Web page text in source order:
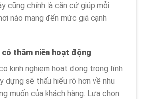
cũng chính là căn cứ giúp mỗi
nào mang đến mức giá cạnh
có thâm niên hoạt động
kinh nghiệm hoạt động trong lĩnh
sẽ thấu hiểu rõ hơn về nhu
muốn của khách hàng. Lựa chọn